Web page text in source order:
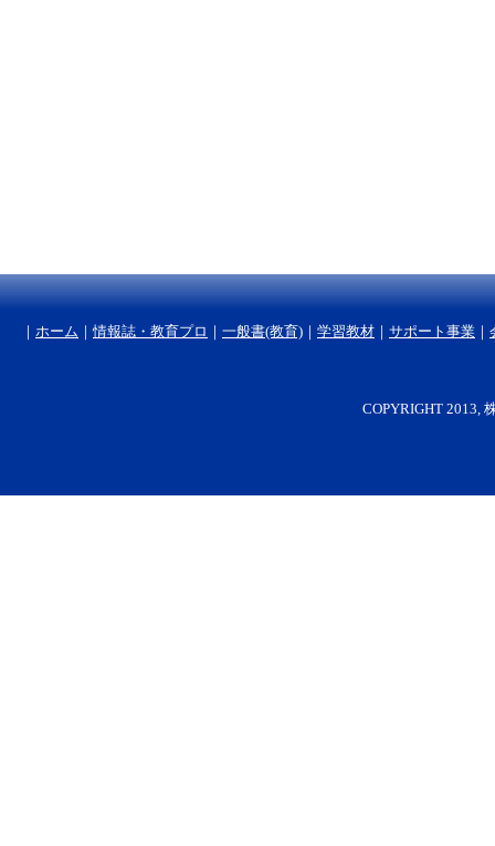
｜ ホーム ｜情報誌・教育プロ ｜ 一般書(教育) ｜ 学習教材 ｜ サポート事業 ｜
COPYRIGHT 2013,